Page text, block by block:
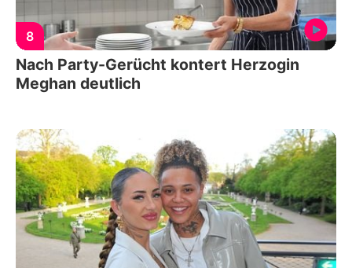
8
Nach Party-Gerücht kontert Herzogin
Meghan deutlich